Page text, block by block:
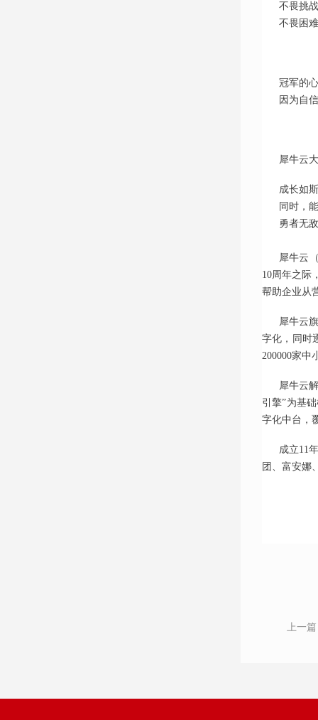
不畏挑
不畏困
冠军的
因为自
犀牛云
成长如
同时，
勇者无
犀牛云
10周年之际
帮助企业从
犀牛云
字化，同时
200000家中
犀牛云
引擎”为基
字化中台，
成立11
团、富安娜
上一